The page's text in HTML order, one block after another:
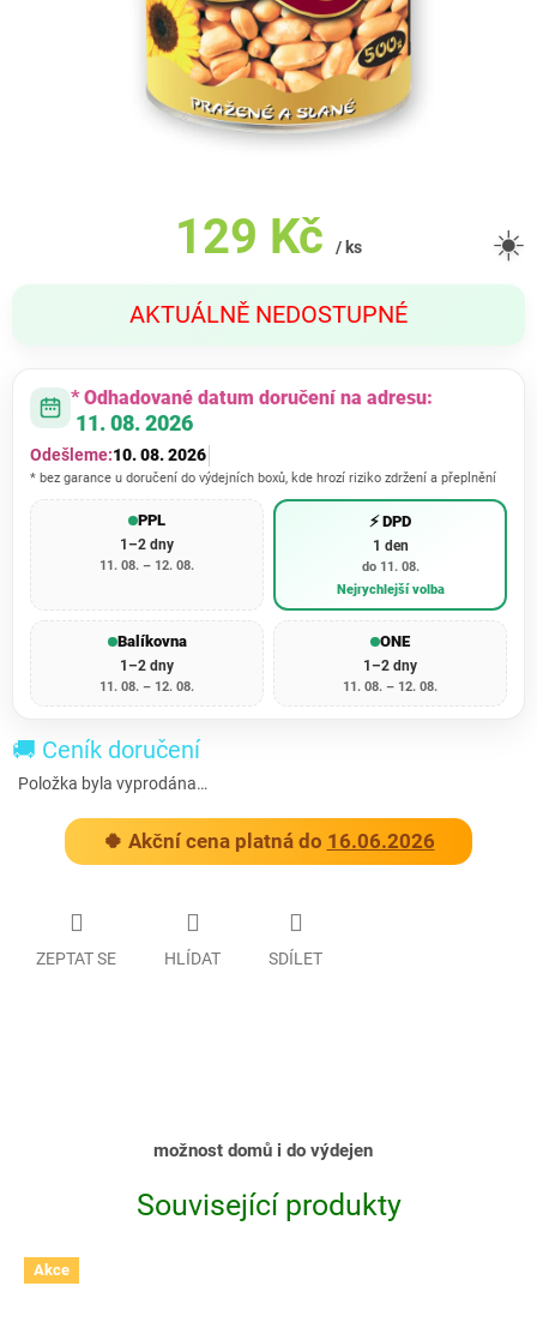
129 Kč / ks
cena:
AKTUÁLNĚ NEDOSTUPNÉ
☀️
* Odhadované datum doručení na adresu:
11. 08. 2026
Odešleme:10. 08. 2026
* bez garance u doručení do výdejních boxů, kde hrozí riziko zdržení a přeplnění
PPL
1–2 dny
11. 08. – 12. 08.
⚡ DPD
1 den
do 11. 08.
Nejrychlejší volba
Balíkovna
1–2 dny
11. 08. – 12. 08.
ONE
1–2 dny
11. 08. – 12. 08.
🚚 Ceník doručení
Položka byla vyprodána…
🍀 Akční cena platná do 16.06.2026
ZEPTAT SE HLÍDAT SDÍLET
možnost domů i do výdejen
Související produkty
Akce